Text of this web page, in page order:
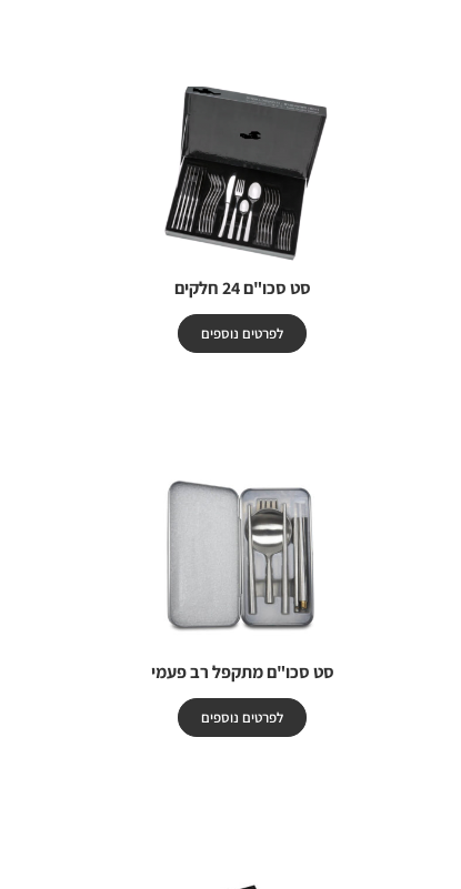
סט סכו"ם 24 חלקים
לפרטים נוספים
סט סכו"ם מתקפל רב פעמי
לפרטים נוספים